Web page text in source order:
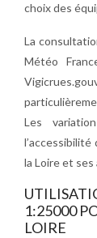
choix des
La
Météo
Les
la Loire et
1:25000
LOIRE